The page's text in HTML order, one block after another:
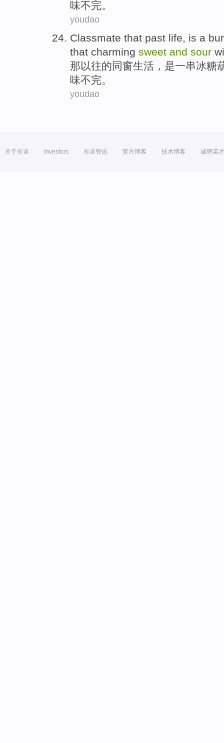
味不完。
youdao
Classmate that past life, is a
that charming sweet and sour
那以往的同窗生活 ， 是一串冰糖
味不完。
youdao
关于有道 Investors 有道智选 官方博客 技术博客 诚聘英才